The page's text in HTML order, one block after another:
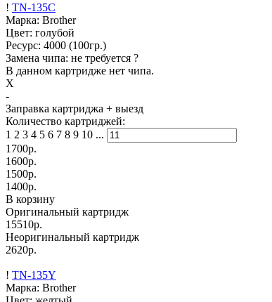
! TN-135C
Марка: Brother
Цвет: голубой
Ресурс: 4000 (100гр.)
Замена чипа: не требуется ?
В данном картридже нет чипа.
X
-
Заправка картриджа + выезд
Количество картриджей:
1 2 3 4 5 6 7 8 9 10 ...
1700р.
1600р.
1500р.
1400р.
В корзину
Оригинальный картридж
15510р.
Неоригинальный картридж
2620р.
! TN-135Y
Марка: Brother